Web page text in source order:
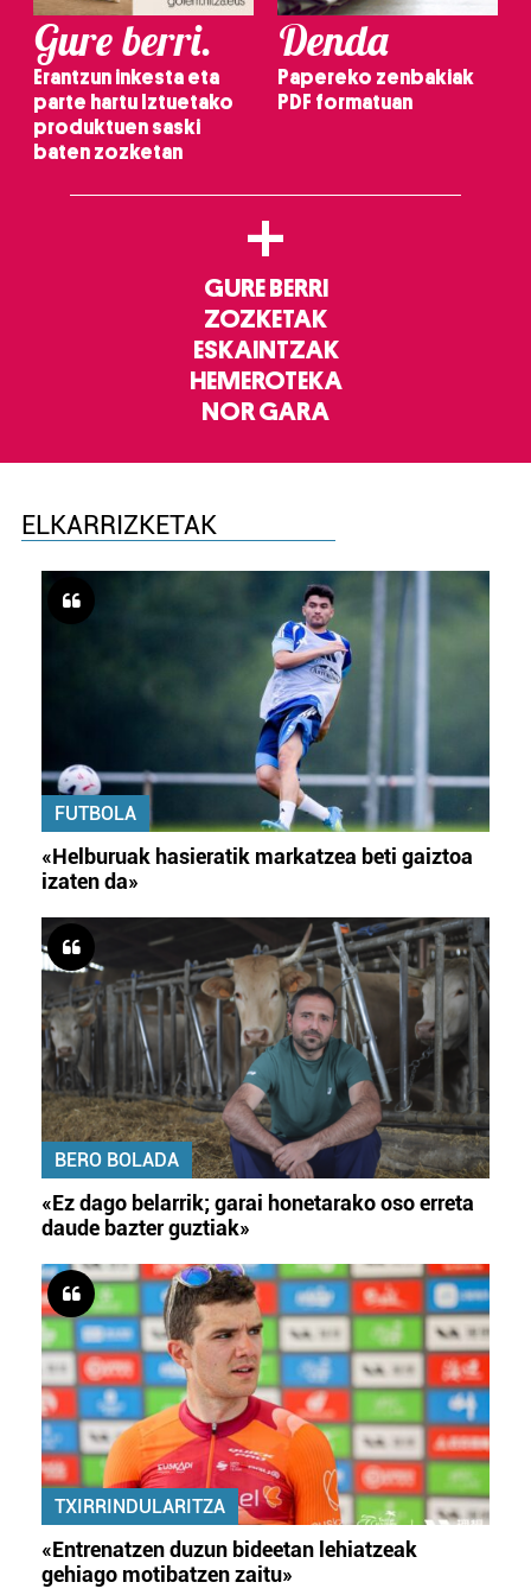
Gure berri.
Erantzun inkesta eta
parte hartu Iztuetako
produktuen saski
baten zozketan
Denda
Papereko zenbakiak
PDF formatuan
+
GURE BERRI
ZOZKETAK
ESKAINTZAK
HEMEROTEKA
NOR GARA
ELKARRIZKETAK
FUTBOLA
«Helburuak hasieratik markatzea beti gaiztoa
izaten da»
BERO BOLADA
«Ez dago belarrik; garai honetarako oso erreta
daude bazter guztiak»
TXIRRINDULARITZA
«Entrenatzen duzun bideetan lehiatzeak
gehiago motibatzen zaitu»